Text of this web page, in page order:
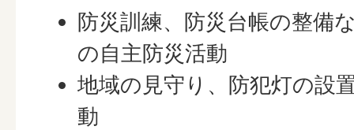
防災訓練、防災台帳の整備
の自主防災活動
地域の見守り、防犯灯の設
動